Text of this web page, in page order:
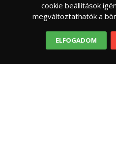
cookie beállítások
megváltoztathatók a
ELFOGADOM